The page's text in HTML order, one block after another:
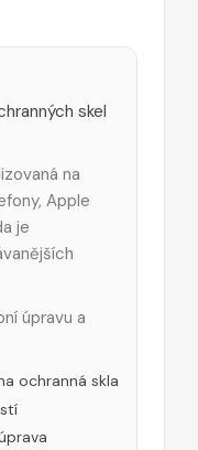
skel
na
Apple
je
úpravu a
ochranná skla